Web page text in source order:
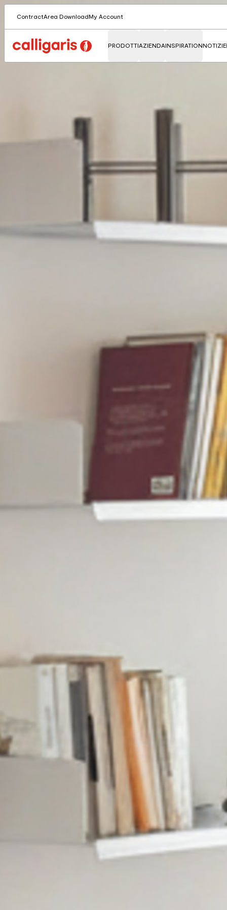
ContractArea DownloadMy Account
PRODOTTIAZIENDAINSPIRATIONNOTIZIE